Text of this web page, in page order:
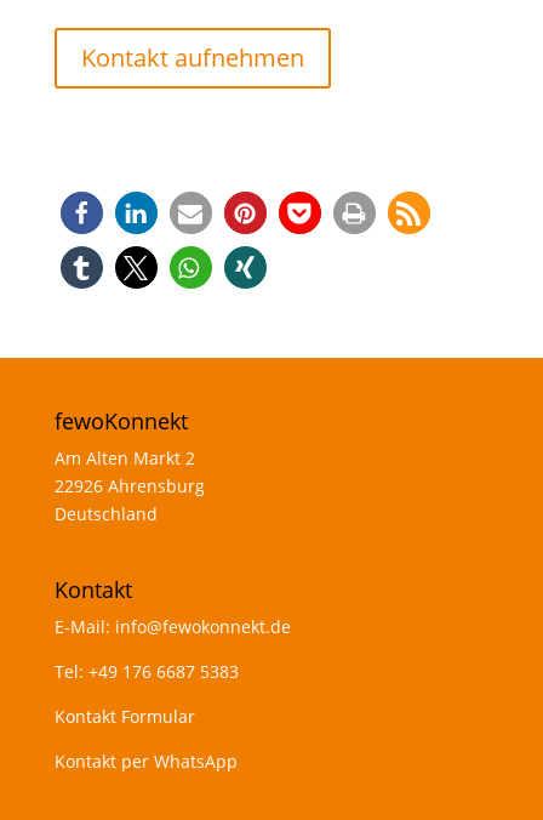
Kontakt aufnehmen
fewoKonnekt
Am Alten Markt 2
22926 Ahrensburg
Deutschland
Kontakt
E-Mail: info@fewokonnekt.de
Tel: +49 176 6687 5383
Kontakt Formular
Kontakt per WhatsApp